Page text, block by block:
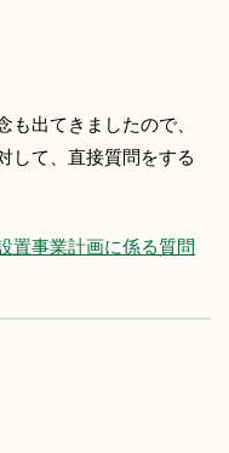
も出てきましたので、
して、直接質問をする
置事業計画に係る質問